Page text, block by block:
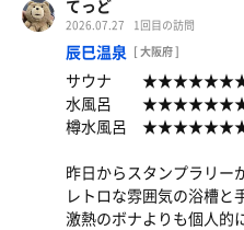
てっど
2026.07.27 1回目の訪問
辰巳温泉 [ 大阪府 ]
サウナ
水風呂
樽水風呂
昨日からスタンプラリー
レトロな雰囲気の浴槽と
激熱のボナよりも個人的